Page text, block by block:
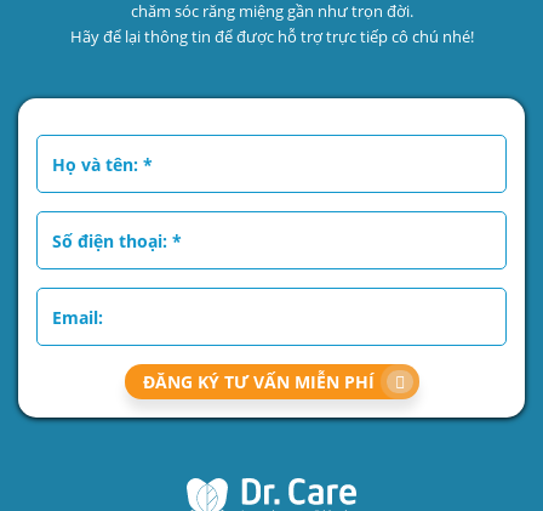
chăm sóc răng miệng gần như trọn đời.
Hãy để lại thông tin để được hỗ trợ trực tiếp cô chú nhé!
ĐĂNG KÝ TƯ VẤN MIỄN PHÍ